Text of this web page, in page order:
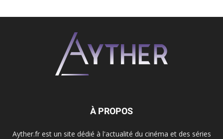
À PROPOS
Ayther.fr est un site dédié à l'actualité du cinéma et des séries